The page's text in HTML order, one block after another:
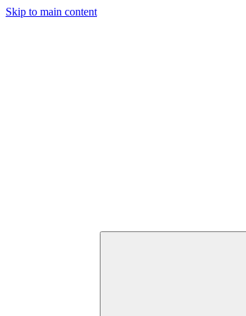
Skip to main content